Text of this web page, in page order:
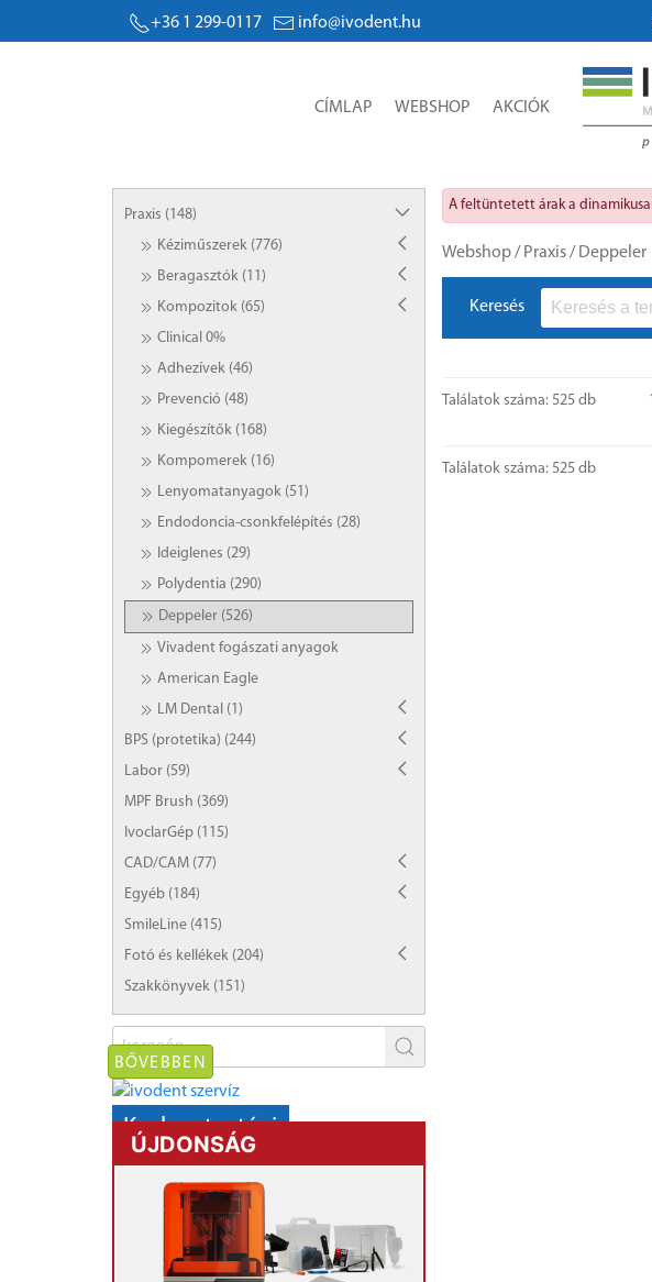
+36 1 299-0117 info@ivodent.hu Árak, egyedi
CÍMLAP WEBSHOP AKCIÓK
Praxis (148)
Kéziműszerek (776)
Beragasztók (11)
Kompozitok (65)
Clinical 0%
Adhezívek (46)
Prevenció (48)
Kiegészítők (168)
Kompomerek (16)
Lenyomatanyagok (51)
Endodoncia-csonkfelépítés (28)
Ideiglenes (29)
Polydentia (290)
Deppeler (526)
Vivadent fogászati anyagok
American Eagle
LM Dental (1)
BPS (protetika) (244)
Labor (59)
MPF Brush (369)
IvoclarGép (115)
CAD/CAM (77)
Egyéb (184)
SmileLine (415)
Fotó és kellékek (204)
Szakkönyvek (151)
Karbantartási
AKCIÓ!
mikromotorok
BŐVEBBEN
ÚJDONSÁG
A feltüntetett árak a
Webshop/ Praxis/ Deppeler
Keresés
Találatok száma: 525 db
Találatok száma: 525 db